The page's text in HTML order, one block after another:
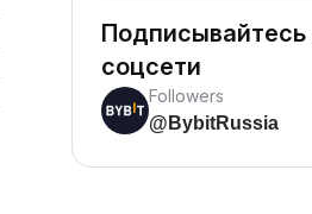
соцсети
Followers
@BybitRussia